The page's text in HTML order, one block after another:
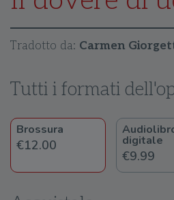
Tradotto da: Carmen
Tutti i formati
Brossura
€12.00 digitale
€9.99